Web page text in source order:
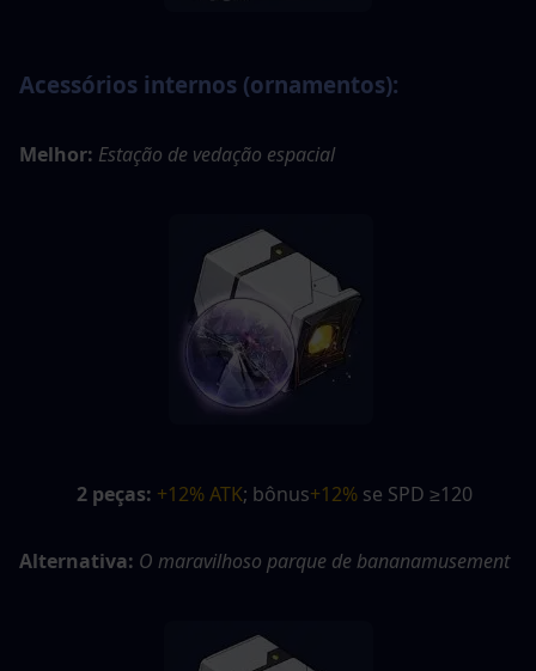
Acessórios internos (ornamentos):
Melhor: Estação de vedação espacial
2 peças: +12% ATK; bônus+12% se SPD ≥120
Alternativa: O maravilhoso parque de bananamusement